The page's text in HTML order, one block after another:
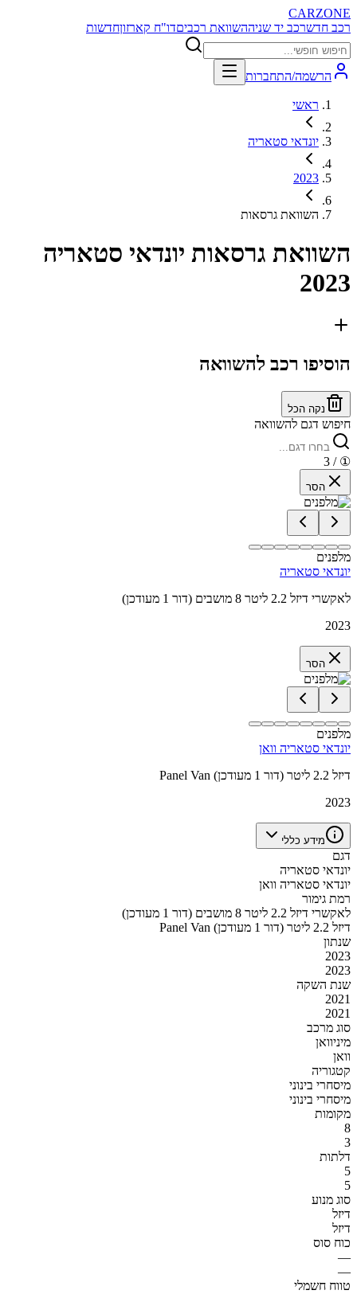
CARZONE
רכב חדשרכב יד שניההשוואת רכביםדו"ח קארזוןחדשות
הרשמה/התחברות
ראשי
יונדאי סטאריה
2023
השוואת גרסאות
השוואת גרסאות יונדאי סטאריה
2023
הוסיפו רכב להשוואה
נקה הכל
חיפוש דגם להשוואה
①
/ 3
הסר
מלפנים
יונדאי סטאריה
לאקשרי דיזל 2.2 ליטר 8 מושבים (דור 1 מעודכן)
2023
הסר
מלפנים
יונדאי סטאריה וואן
Panel Van דיזל 2.2 ליטר (דור 1 מעודכן)
2023
מידע כללי
דגם
יונדאי סטאריה
יונדאי סטאריה וואן
רמת גימור
לאקשרי דיזל 2.2 ליטר 8 מושבים (דור 1 מעודכן)
Panel Van דיזל 2.2 ליטר (דור 1 מעודכן)
שנתון
2023
2023
שנת השקה
2021
2021
סוג מרכב
מיניוואן
וואן
קטגוריה
מיסחרי בינוני
מיסחרי בינוני
מקומות
8
3
דלתות
5
5
סוג מנוע
דיזל
דיזל
כוח סוס
—
—
טווח חשמלי